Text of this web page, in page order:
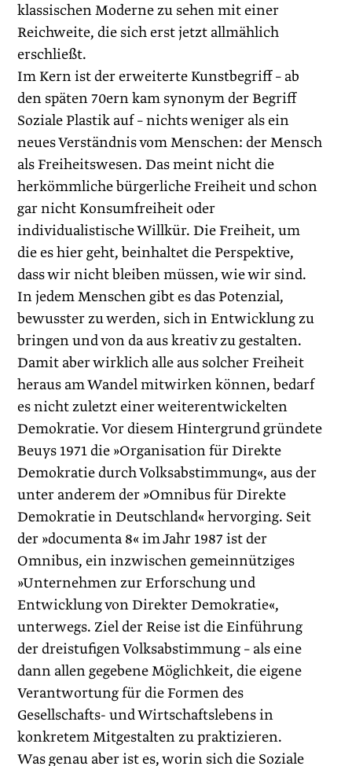
klassischen Moderne zu sehen mit einer
Reichweite, die sich erst jetzt allmählich
erschließt.
Im Kern ist der erweiterte Kunst­begriff – ab
den späten 70ern kam synonym der Begriff
Soziale Plastik auf – nichts weniger als ein
neues Verständnis vom Menschen: der Mensch
als Freiheitswesen. Das meint nicht die
herkömmliche bürgerliche Freiheit und schon
gar nicht Konsumfreiheit oder
individualistische Willkür. Die Freiheit, um
die es hier geht, beinhaltet die Perspektive,
dass wir nicht bleiben müssen, wie wir sind.
In jedem Menschen gibt es das Potenzial,
bewusster zu werden, sich in Entwicklung zu
bringen und von da aus kreativ zu gestalten.
Damit aber wirklich alle aus solcher Freiheit
heraus am Wandel mitwirken können, bedarf
es nicht zuletzt einer weiterentwickelten
Demokratie. Vor diesem Hintergrund gründete
Beuys 1971 die »Organisation für Direkte
Demokratie durch Volksabstimmung«, aus der
unter anderem der »Omnibus für Direkte
Demokratie in Deutschland« hervorging. Seit
der »documenta 8« im Jahr 1987 ist der
Omnibus, ein inzwischen gemeinnütziges
»Unternehmen zur Erforschung und
Entwicklung von Direkter Demokratie«,
unterwegs. Ziel der Reise ist die Einführung
der dreistufigen Volksabstimmung – als eine
dann allen gegebene Möglichkeit, die eigene
Verantwortung für die Formen des
Gesellschafts- und Wirtschaftslebens in
konkretem Mitgestalten zu praktizieren.
Was genau aber ist es, worin sich die Soziale